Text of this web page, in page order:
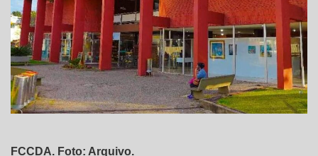
FCCDA. Foto: Arquivo.